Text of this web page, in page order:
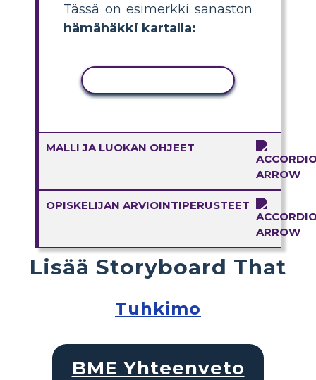
Tässä on esimerkki sanaston
hämähäkki kartalla:
MALLI JA LUOKAN OHJEET
OPISKELIJAN ARVIOINTIPERUSTEET
Lisää Storyboard That
Tuhkimo
BME Yhteenveto